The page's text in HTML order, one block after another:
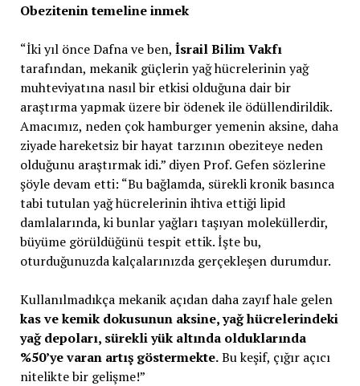
Obezitenin temeline inmek
“İki yıl önce Dafna ve ben, İsrail Bilim Vakfı
tarafından, mekanik güçlerin yağ hücrelerinin yağ
muhteviyatına nasıl bir etkisi olduğuna dair bir
araştırma yapmak üzere bir ödenek ile ödüllendirildik.
Amacımız, neden çok hamburger yemenin aksine, daha
ziyade hareketsiz bir hayat tarzının obeziteye neden
olduğunu araştırmak idi.” diyen Prof. Gefen sözlerine
şöyle devam etti: “Bu bağlamda, sürekli kronik basınca
tabi tutulan yağ hücrelerinin ihtiva ettiği lipid
damlalarında, ki bunlar yağları taşıyan moleküllerdir,
büyüme görüldüğünü tespit ettik. İşte bu,
oturduğunuzda kalçalarınızda gerçekleşen durumdur.
Kullanılmadıkça mekanik açıdan daha zayıf hale gelen
kas ve kemik dokusunun aksine, yağ hücrelerindeki
yağ depoları, sürekli yük altında olduklarında
%50’ye varan artış göstermekte.Bu keşif, çığır açıcı
nitelikte bir gelişme!”